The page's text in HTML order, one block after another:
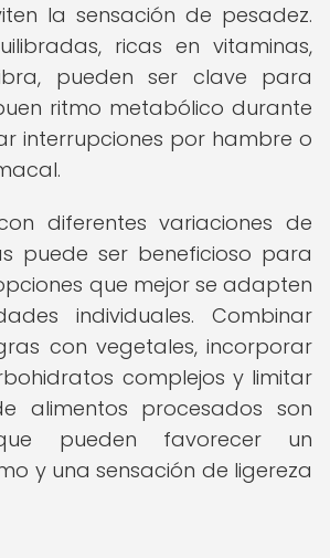
la sensación de pesadez.
ricas en vitaminas,
pueden ser clave para
ritmo metabólico durante
interrupciones por hambre o
diferentes variaciones de
puede ser beneficioso para
que mejor se adapten
individuales. Combinar
con vegetales, incorporar
complejos y limitar
alimentos procesados son
pueden favorecer un
y una sensación de ligereza